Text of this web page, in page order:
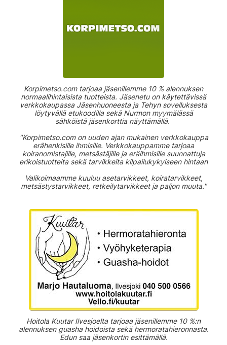
Korpimetso.com tarjoaa jäsenillemme 10 % alennuksen
normaalihintaisista tuotteista. Jäsenetu on käytettävissä
verkkokaupassa Jäsenhuoneesta ja Tehyn sovelluksesta
löytyvällä etukoodilla sekä Nurmon myymälässä
sähköistä jäsenkorttia näyttämällä.
"Korpimetso.com on uuden ajan mukainen verkkokauppa
erähenkisille ihmisille. Verkkokauppamme tarjoaa
koiranomistajille, metsästäjille ja eräihmisille suunnattuja
erikoistuotteita sekä tarvikkeita kilpailukykyiseen hintaan
Valikoimaamme kuuluu asetarvikkeet, koiratarvikkeet,
metsästystarvikkeet, retkeilytarvikkeet ja paljon muuta."
Hoitola Kuutar Ilvesjoelta tarjoaa jäsenillemme 10 %:n
alennuksen guasha hoidoista sekä hermoratahieronnasta.
Edun saa jäsenkortin esittämällä.